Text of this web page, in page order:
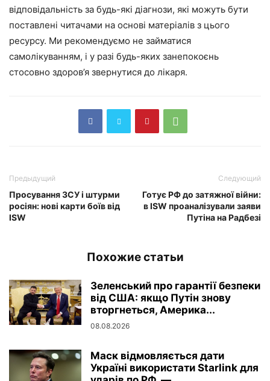
відповідальність за будь-які діагнози, які можуть бути
поставлені читачами на основі матеріалів з цього
ресурсу. Ми рекомендуємо не займатися
самолікуванням, і у разі будь-яких занепокоєнь
стосовно здоров’я звернутися до лікаря.
Предыдущий
Просування ЗСУ і штурми
росіян: нові карти боїв від
ISW
Следующий
Готує РФ до затяжної війни:
в ISW проаналізували заяви
Путіна на Радбезі
Похожие статьи
Зеленський про гарантії безпеки
від США: якщо Путін знову
вторгнеться, Америка...
08.08.2026
Маск відмовляється дати
Україні використати Starlink для